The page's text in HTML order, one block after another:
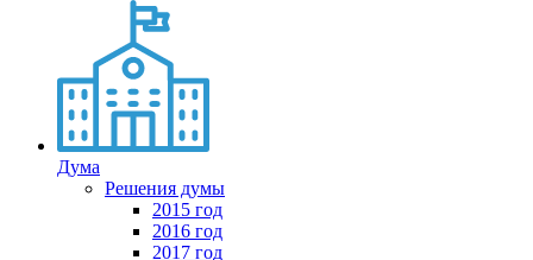
Дума
Решения думы
2015 год
2016 год
2017 год